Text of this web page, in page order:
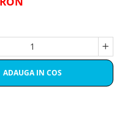
ADAUGA IN COS